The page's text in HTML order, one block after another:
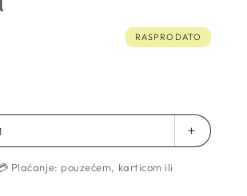
RASPRODATO
Povećaj
Plaćanje: pouzećem, karticom ili